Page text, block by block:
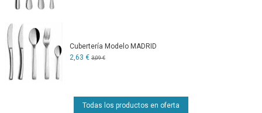
Cubertería Modelo MADRID
2,63 € 3,09 €
Todas los productos en oferta